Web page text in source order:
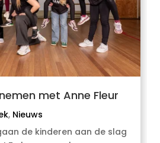
met Anne Fleur
, Nieuws
de kinderen aan de slag